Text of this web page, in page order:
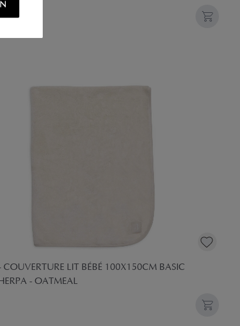
COUVERTURE LIT BÉBÉ 100X150CM BASIC
- OATMEAL